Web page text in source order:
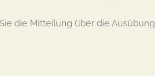
die Mitteilung über die Ausübung